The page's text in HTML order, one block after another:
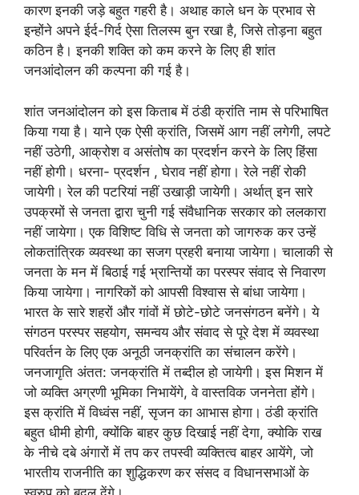
कारण इनकी जड़े बहुत गहरी है। अथाह काले धन के प्रभाव से
इन्होंने अपने ईर्द-गिर्द ऐसा तिलस्म बुन रखा है, जिसे तोड़ना बहुत
कठिन है। इनकी शक्ति को कम करने के लिए ही शांत
जनआंदोलन की कल्पना की गई है।
शांत जनआंदोलन को इस किताब में ठंडी क्रांति नाम से परिभाषित
किया गया है। याने एक ऐसी क्रांति, जिसमें आग नहीं लगेगी, लपटे
नहीं उठेगी, आक्रोश व असंतोष का प्रदर्शन करने के लिए हिंसा
नहीं होगी। धरना- प्रदर्शन , घेराव नहीं होगा। रेले नहीं रोकी
जायेगी। रेल की पटरियां नहीं उखाड़ी जायेगी। अर्थात् इन सारे
उपक्रमों से जनता द्वारा चुनी गई संवैधानिक सरकार को ललकारा
नहीं जायेगा। एक विशिष्ट विधि से जनता को जागरुक कर उन्हें
लोकतांत्रिक व्यवस्था का सजग प्रहरी बनाया जायेगा। चालाकी से
जनता के मन में बिठाई गई भ्रान्तियों का परस्पर संवाद से निवारण
किया जायेगा। नागरिकों को आपसी विश्वास से बांधा जायेगा।
भारत के सारे शहरों और गांवों में छोटे-छोटे जनसंगठन बनेंगे। ये
संगठन परस्पर सहयोग, समन्वय और संवाद से पूरे देश में व्यवस्था
परिवर्तन के लिए एक अनूठी जनक्रांति का संचालन करेंगे।
जनजागृति अंतत: जनक्रांति में तब्दील हो जायेगी। इस मिशन में
जो व्यक्ति अग्रणी भूमिका निभायेंगे, वे वास्तविक जननेता होंगे।
इस क्रांति में विध्वंस नहीं, सृजन का आभास होगा। ठंडी क्रांति
बहुत धीमी होगी, क्योंकि बाहर कुछ दिखाई नहीं देगा, क्योकि राख
के नीचे दबे अंगारों में तप कर तपस्वी व्यक्तित्व बाहर आयेंगे, जो
भारतीय राजनीति का शुद्धिकरण कर संसद व विधानसभाओं के